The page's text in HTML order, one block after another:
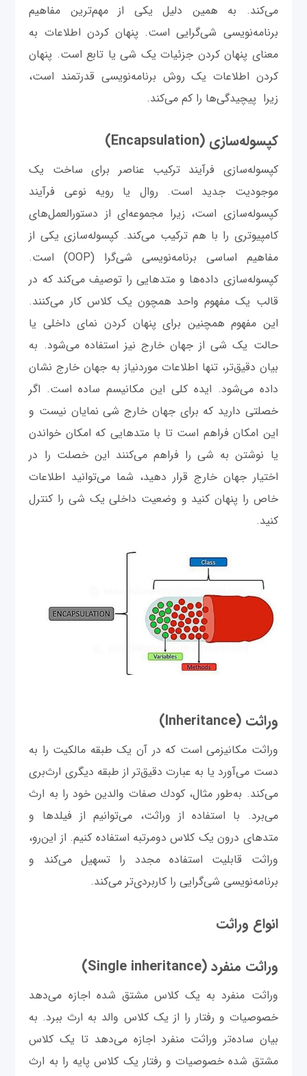
می‌کند. به همین دلیل یکی از مهم‌ترین مفاهیم
برنامه‌نویسی شی‌گرایی است. پنهان کردن اطلاعات به
معنای پنهان کردن جزئیات یک شی یا تابع است. پنهان
کردن اطلاعات یک روش برنامه‌نویسی قدرتمند است،
زیرا پیچیدگی‌ها را کم می‌کند.
کپسوله‌سازی (Encapsulation)
کپسوله‌سازی فرآیند ترکیب عناصر برای ساخت یک
موجودیت جدید است. روال یا رویه نوعی فرآیند
کپسوله‌سازی است، زیرا مجموعه‌ای از دستورالعمل‌های
کامپیوتری را با هم ترکیب می‌کند. کپسوله‌سازی یکی از
مفاهیم اساسی برنامه‌نویسی شی‌گرا (OOP) است.
کپسوله‌سازی داده‌ها و متدهایی را توصیف می‌کند که در
قالب یک مفهوم واحد همچون یک کلاس کار می‌کنند.
این مفهوم همچنین برای پنهان کردن نمای داخلی یا
حالت یک شی از جهان خارج نیز استفاده می‌شود. به
بیان دقیق‌تر، تنها اطلاعات موردنیاز به جهان خارج نشان
داده می‌شود. ایده کلی این مکانیسم ساده است. اگر
خصلتی دارید که برای جهان خارج شی نمایان نیست و
این امکان فراهم است تا با متدهایی که امکان خواندن
یا نوشتن به شی را فراهم می‌کنند این خصلت را در
اختیار جهان خارج قرار دهید، شما می‌توانید اطلاعات
خاص را پنهان کنید و وضعیت داخلی یک شی را کنترل
کنید.
وراثت (Inheritance)
وراثت مکانیزمی است که در آن یک طبقه مالکیت را به
دست‌ می‌آورد یا به عبارت دقیق‌تر از طبقه دیگری ارث‌بری
می‌کند. به‌طور مثال، كودك صفات والدین خود را به ارث
می‌برد. با استفاده از وراثت، می‌توانیم از فیلدها و
متدهای درون یک کلاس دومرتبه استفاده کنیم. از این‌رو،
وراثت قابلیت استفاده مجدد را تسهیل می‌کند و
برنامه‌نویسی شی‌گرایی را کاربردی‌تر می‌کند.
انواع وراثت
وراثت منفرد (Single inheritance)
وراثت منفرد به یک کلاس مشتق شده اجازه می‌دهد
خصوصیات و رفتار را از یک کلاس والد به ارث ببرد. به
بیان ساده‌تر وراثت منفرد اجازه می‌دهد تا یک کلاس
مشتق شده خصوصیات و رفتار یک کلاس پایه را به ارث